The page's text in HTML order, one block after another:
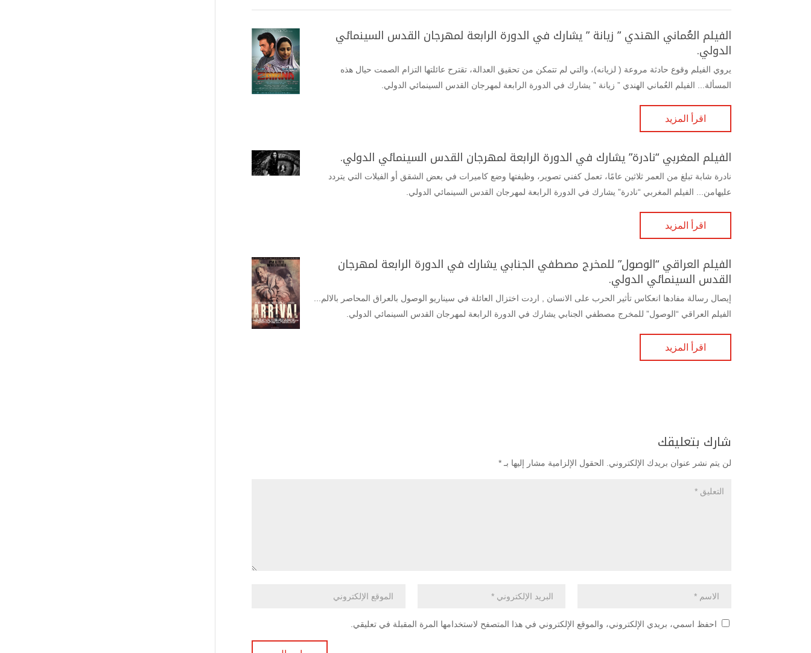
الفيلم العُماني الهندي ” زيانة ” يشارك في الدورة الرابعة لمهرجان القدس السينمائي
الدولي.
يروي الفيلم وقوع حادثة مروعة ( لزيانه)، والتي لم تتمكن من تحقيق العدالة، تقترح عائلتها التزام الصمت حيال هذه
المسألة... الفيلم العُماني الهندي ” زيانة ” يشارك في الدورة الرابعة لمهرجان القدس السينمائي الدولي.
اقرأ المزيد
الفيلم المغربي “نادرة” يشارك في الدورة الرابعة لمهرجان القدس السينمائي الدولي.
نادرة شابة تبلغ من العمر ثلاثين عامًا، تعمل كفني تصوير، وظيفتها وضع كاميرات في بعض الشقق أو الفيلات التي يتردد
عليهامن... الفيلم المغربي “نادرة” يشارك في الدورة الرابعة لمهرجان القدس السينمائي الدولي.
اقرأ المزيد
الفيلم العراقي “الوصول” للمخرج مصطفي الجنابي يشارك في الدورة الرابعة لمهرجان
القدس السينمائي الدولي.
إيصال رسالة مفادها انعكاس تأثير الحرب على الانسان , اردت اختزال العائلة في سيناريو الوصول بالعراق المحاصر بالالم...
الفيلم العراقي “الوصول” للمخرج مصطفي الجنابي يشارك في الدورة الرابعة لمهرجان القدس السينمائي الدولي.
اقرأ المزيد
شارك بتعليقك
لن يتم نشر عنوان بريدك الإلكتروني. الحقول الإلزامية مشار إليها بـ *
احفظ اسمي، بريدي الإلكتروني، والموقع الإلكتروني في هذا المتصفح لاستخدامها المرة المقبلة في تعليقي.